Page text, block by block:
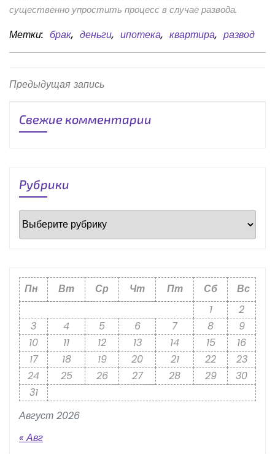
существенно упростить процесс в случае развода.
Метки: брак, деньги, ипотека, квартира, развод
Навигация
по
записям
Предыдущая
Предыдущая запись
Свежие комментарии
Рубрики
Рубрики
Август 2026
Пн Вт Ср Чт Пт Сб
Вс
1
2
3
4 5 6 7 8
9
10
11 12 13 14 15
16
17
18 19 20 21 22
23
24
25 26 27 28 29
30
31
« Авг